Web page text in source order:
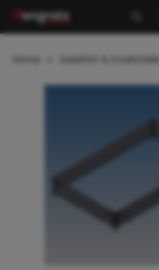
springen
Home Zubehör & Ersatzteile
Bildergalerie überspringen